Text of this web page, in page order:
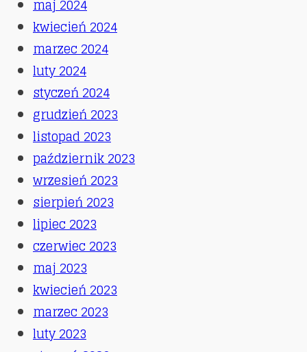
maj 2024
kwiecień 2024
marzec 2024
luty 2024
styczeń 2024
grudzień 2023
listopad 2023
październik 2023
wrzesień 2023
sierpień 2023
lipiec 2023
czerwiec 2023
maj 2023
kwiecień 2023
marzec 2023
luty 2023